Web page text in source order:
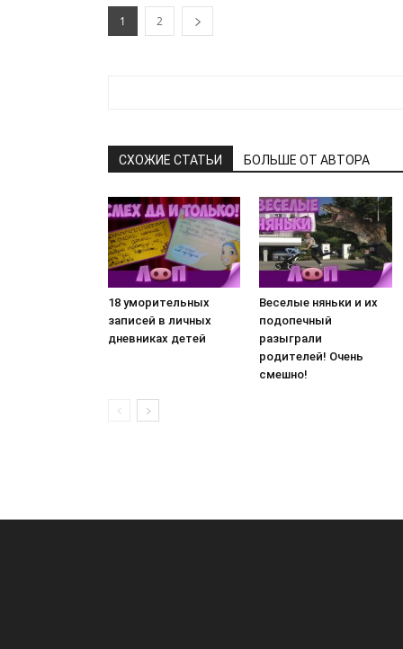
1 2
СХОЖИЕ СТАТЬИ БОЛЬШЕ ОТ АВТОРА
18 уморительных
записей в личных
дневниках детей
Веселые няньки и их
подопечный
разыграли
родителей! Очень
смешно!